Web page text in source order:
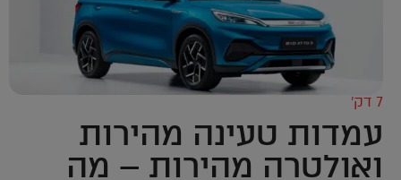
7 דק’
עמדות טעינה מהירות
ואולטרה מהירות – מה